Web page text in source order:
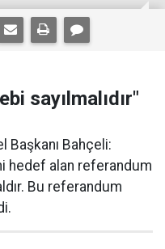
sayılmalıdır"
Başkanı Bahçeli:
hedef alan referandum
Bu referandum